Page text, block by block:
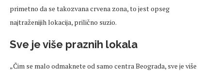
primetno da se takozvana crvena zona, to jest opseg
najtraženijih lokacija, prilično suzio.
Sve je više praznih lokala
„Čim se malo odmaknete od samo centra Beograda, sve je više